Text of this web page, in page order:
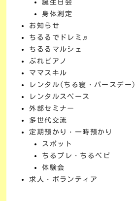
誕生日会
身体測定
お知らせ
ちるるでドレミ♬
ちるるマルシェ
ぷれピアノ
ママスキル
レンタル(ちる寝・バースデー)
レンタルスペース
外部セミナー
多世代交流
定期預かり・一時預かり
スポット
ちるプレ・ちるベビ
体験会
求人・ボランティア